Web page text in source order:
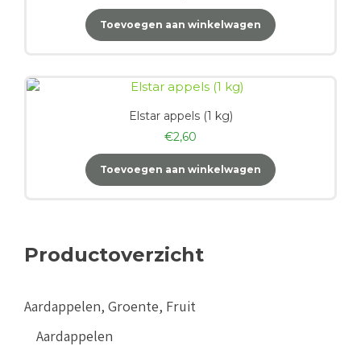
Toevoegen aan winkelwagen
Elstar appels (1 kg)
€2,60
Toevoegen aan winkelwagen
Productoverzicht
Aardappelen, Groente, Fruit
Aardappelen